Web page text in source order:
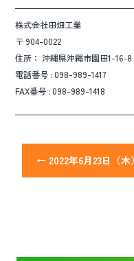
株式会社田畑工業
〒 904-0022
住所： 沖縄県沖縄市園田1-16-8
電話番号 : 098-989-1417
FAX番号 : 098-989-1418
← 2022年6月23日（木）